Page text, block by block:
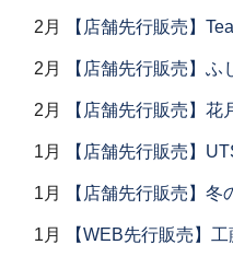
2月 【店舗先行販売】
2月 【店舗先行販売】
2月 【店舗先行販売】花
1月 【店舗先行販売】
1月 【店舗先行販売】冬
1月 【WEB先行販売】